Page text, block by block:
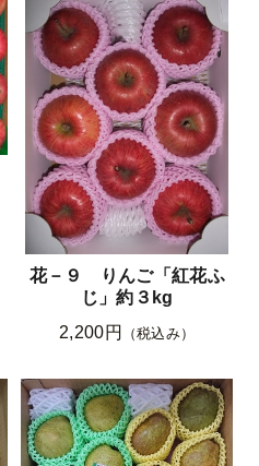
花－９ りんご「紅花ふ
じ」約３kg
2,200円
（税込み）